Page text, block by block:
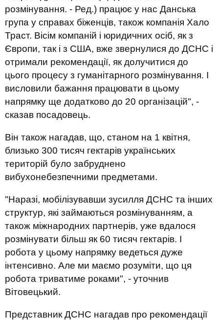
розмінування. - Ред.) працює у нас Данська
група у справах біженців, також компанія Хало
Траст. Вісім компаній і юридичних осіб, як з
Європи, так і з США, вже звернулися до ДСНС і
отримали рекомендації, як долучитися до
цього процесу з гуманітарного розмінування. І
висловили бажання працювати в цьому
напрямку ще додатково до 20 організацій", -
сказав посадовець.
Він також нагадав, що, станом на 1 квітня,
близько 300 тисяч гектарів українських
територій було забруднено
вибухонебезпечними предметами.
"Наразі, мобілізувавши зусилля ДСНС та інших
структур, які займаються розмінуванням, а
також міжнародних партнерів, уже вдалося
розмінувати більш як 60 тисяч гектарів. І
робота у цьому напрямку ведеться дуже
інтенсивно. Але ми маємо розуміти, що ця
робота триватиме роками", - уточнив
Вітовецький.
Представник ДСНС нагадав про рекомендації